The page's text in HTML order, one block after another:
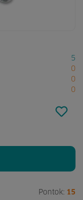
5
0
0
0
Pontok: 15